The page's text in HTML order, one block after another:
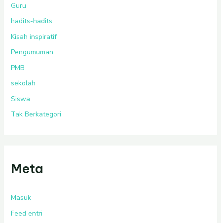
Guru
hadits-hadits
Kisah inspiratif
Pengumuman
PMB
sekolah
Siswa
Tak Berkategori
Meta
Masuk
Feed entri